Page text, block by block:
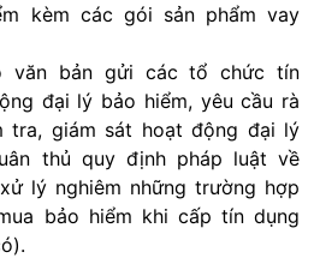
kèm các gói sản phẩm vay
văn bản gửi các tổ chức tín
đại lý bảo hiểm, yêu cầu rà
tra, giám sát hoạt động đại lý
thủ quy định pháp luật về
lý nghiêm những trường hợp
bảo hiểm khi cấp tín dụng